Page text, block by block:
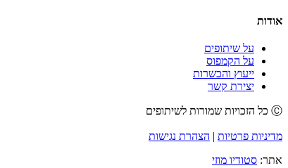
אודות
על שיתופים
על הקמפוס
ייעוץ והכשרות
יצירת קשר
Ⓒ כל הזכויות שמורות לשיתופים
מדיניות פרטיות | הצהרת נגישות
אתר: סטודיו מוזי